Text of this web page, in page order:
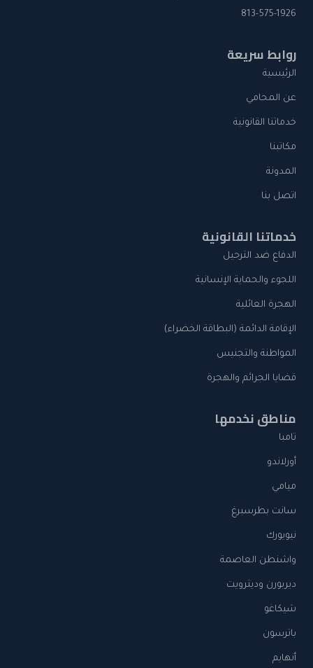
813-575-1926
روابط سريعة
الرئيسية
عن المحامي
خدماتنا القانونية
مكاتبنا
المدونة
اتصل بنا
خدماتنا القانونية
الدفاع ضد الترحيل
اللجوء والحماية الإنسانية
الهجرة العائلية
الإقامة الدائمة (البطاقة الخضراء)
المواطنة والتجنيس
قضايا الجرائم والهجرة
مناطق نخدمها
تامبا
أورلاندو
ميامي
سانت بطرسبرغ
نيويورك
واشنطن العاصمة
ديربورن وديترويت
شيكاغو
باترسون
أنهايم